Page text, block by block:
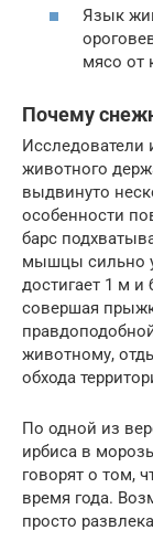
Язык
мясо от
Почему
Исследователи
животного
выдвинуто
особенности
барс
мышцы сильно
достигает 1 м и
совершая
животному,
обхода
По одной из
ирбиса в
говорят о том,
время года.
просто